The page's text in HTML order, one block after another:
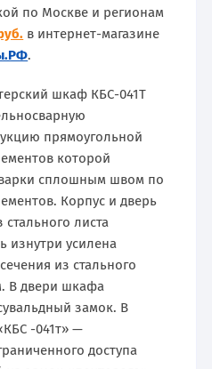
по Москве и регионам
в интернет-магазине
.
шкаф КБС-041Т
прямоугольной
которой
сплошным швом по
Корпус и дверь
листа
изнутри усилена
из стального
В двери шкафа
замок. В
-041т» —
доступа